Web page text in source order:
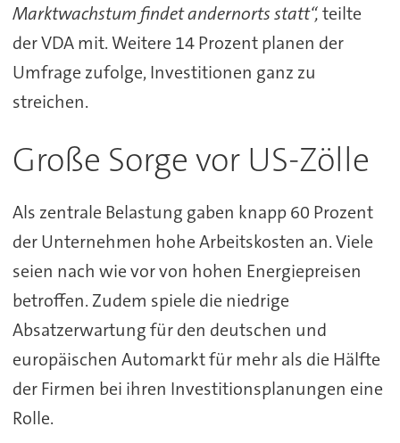
Marktwachstum findet andernorts statt“,teilte
der VDA mit. Weitere 14 Prozent planen der
Umfrage zufolge, Investitionen ganz zu
streichen.
Große Sorge vor US-Zölle
Als zentrale Belastung gaben knapp 60 Prozent
der Unternehmen hohe Arbeitskosten an. Viele
seien nach wie vor von hohen Energiepreisen
betroffen. Zudem spiele die niedrige
Absatzerwartung für den deutschen und
europäischen Automarkt für mehr als die Hälfte
der Firmen bei ihren Investitionsplanungen eine
Rolle.